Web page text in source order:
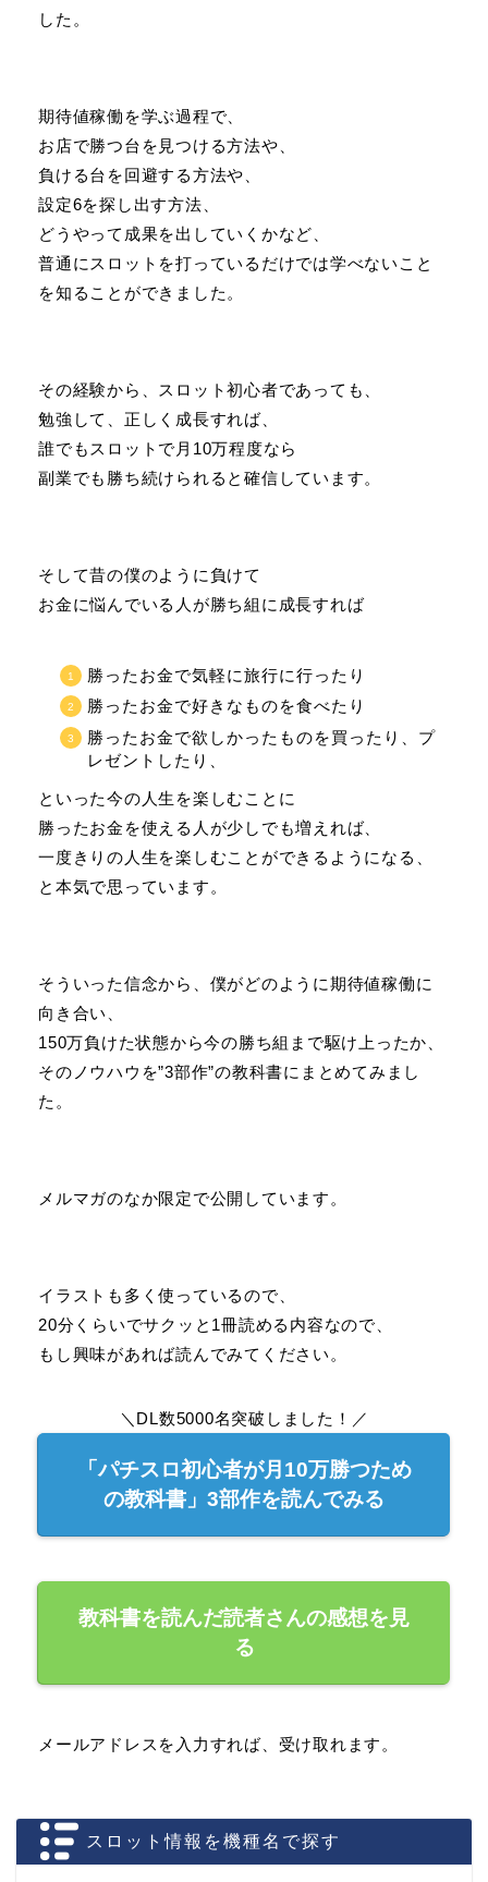
した。
期待値稼働を学ぶ過程で、
お店で勝つ台を見つける方法や、
負ける台を回避する方法や、
設定6を探し出す方法、
どうやって成果を出していくかなど、
普通にスロットを打っているだけでは学べないこと
を知ることができました。
その経験から、スロット初心者であっても、
勉強して、正しく成長すれば、
誰でもスロットで月10万程度なら
副業でも勝ち続けられると確信しています。
そして昔の僕のように負けて
お金に悩んでいる人が勝ち組に成長すれば
勝ったお金で気軽に旅行に行ったり
勝ったお金で好きなものを食べたり
勝ったお金で欲しかったものを買ったり、プ
レゼントしたり、
といった今の人生を楽しむことに
勝ったお金を使える人が少しでも増えれば、
一度きりの人生を楽しむことができるようになる、
と本気で思っています。
そういった信念から、僕がどのように期待値稼働に
向き合い、
150万負けた状態から今の勝ち組まで駆け上ったか、
そのノウハウを”3部作”の教科書にまとめてみまし
た。
メルマガのなか限定で公開しています。
イラストも多く使っているので、
20分くらいでサクッと1冊読める内容なので、
もし興味があれば読んでみてください。
＼DL数5000名突破しました！／
「パチスロ初心者が月10万勝つため
の教科書」3部作を読んでみる
教科書を読んだ読者さんの感想を見
る
メールアドレスを入力すれば、受け取れます。
スロット情報を機種名で探す